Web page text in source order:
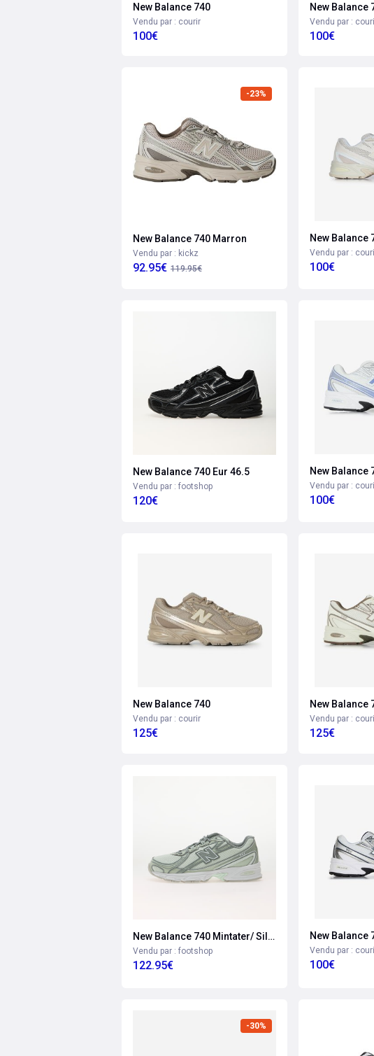
New Balance 740
Vendu par : courir
100€
New Balance
Vendu par :
100€
-23%
New Balance 740 Marron
Vendu par : kickz
92.95€ 119.95€
New Balance
Vendu par :
100€
New Balance 740 Eur 46.5
Vendu par : footshop
120€
New Balance
Vendu par :
100€
New Balance 740
Vendu par : courir
125€
New Balance
Vendu par :
125€
New Balance 740 Mintater/ Silver Moss Eur 42
Vendu par : footshop
122.95€
New Balance
Vendu par :
100€
-30%